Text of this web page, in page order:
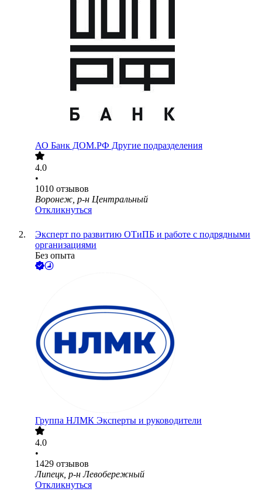
АО Банк ДОМ.РФ Другие подразделения
4.0
•
1010 отзывов
Воронеж, р-н Центральный
Откликнуться
Эксперт по развитию ОТиПБ и работе с подрядными
организациями
Без опыта
Группа НЛМК Эксперты и руководители
4.0
•
1429 отзывов
Липецк, р-н Левобережный
Откликнуться